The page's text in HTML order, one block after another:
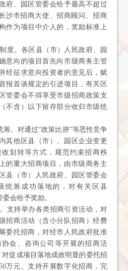
府、园区管委会给予最高不超过
沙市招商大使、招商顾问、招商
作为项目中介人的，奖励标准上
度。各区县（市）人民政府、园
意向的项目首先向市级商务主管
经征求意向投资者的意见后，赋
报首谈规定的引进项目，有关区
管委会不得享受市级招商政策支
不含）以下留存部分收归市级统
筹。对通过“政策比拼”等恶性竞争
其他区县（市）、园区企业变更
划转等方式，规范约束招商秩
的重大招商项目，由市级商务主
县（市）人民政府、园区管委会
统筹成功落地的，对有关区县
委会给予奖励。
支持举办各类招商引资活动，对
招商活动（含小分队招商）经费
委托招商，对经市人民政府批准
会、咨询公司等开展的招商活
促成项目落地成效明显的委托招
万元。支持开展数字化招商，完